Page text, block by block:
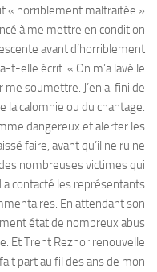
« horriblement maltraitée »
à me mettre en condition
avant d’horriblement
t-elle écrit. « On m’a lavé le
soumettre. J’en ai fini de
la calomnie ou du chantage.
dangereux et alerter les
faire, avant qu’il ne ruine
nombreuses victimes qui
a contacté les représentants
En attendant son
état de nombreux abus
Et Trent Reznor renouvelle
part au fil des ans de mon